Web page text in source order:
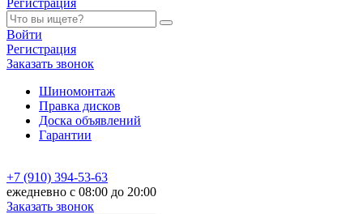
Регистрация
Войти
Регистрация
Заказать звонок
Шиномонтаж
Правка дисков
Доска объявлений
Гарантии
+7 (910) 394-53-63
ежедневно с 08:00 до 20:00
Заказать звонок